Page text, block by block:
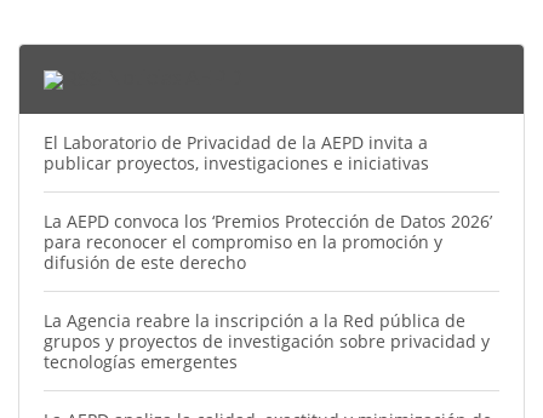
El Laboratorio de Privacidad de la AEPD invita a
publicar proyectos, investigaciones e iniciativas
La AEPD convoca los ‘Premios Protección de Datos 2026’
para reconocer el compromiso en la promoción y
difusión de este derecho
La Agencia reabre la inscripción a la Red pública de
grupos y proyectos de investigación sobre privacidad y
tecnologías emergentes